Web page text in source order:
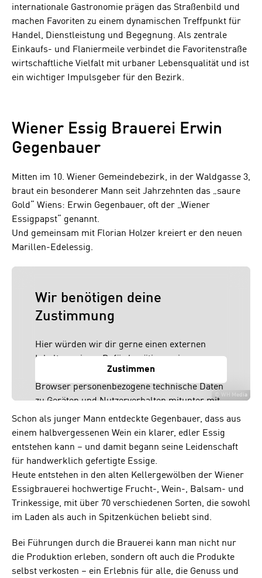
internationale Gastronomie prägen das Straßenbild und
machen Favoriten zu einem dynamischen Treffpunkt für
Handel, Dienstleistung und Begegnung. Als zentrale
Einkaufs- und Flaniermeile verbindet die Favoritenstraße
wirtschaftliche Vielfalt mit urbaner Lebensqualität und ist
ein wichtiger Impulsgeber für den Bezirk.
Wiener Essig Brauerei Erwin
Gegenbauer
Mitten im 10. Wiener Gemeindebezirk, in der Waldgasse 3,
braut ein besonderer Mann seit Jahrzehnten das „saure
Gold“ Wiens: Erwin Gegenbauer, oft der „Wiener
Essigpapst“ genannt.
Und gemeinsam mit Florian Holzer kreiert er den neuen
Marillen-Edelessig.
WH Media
Wir benötigen deine
Zustimmung
Hier würden wir dir gerne einen externen
Inhalt anzeigen. Dafür benötigen wir
allerdings deine Zustimmung, da dein
Browser personenbezogene technische Daten
zu Geräten und Nutzerverhalten mitunter mit
US-amerikanischen Anbietern austauscht.
Diese Daten unterliegen keinem dem EU-
Datenschutzrecht angemessenen
Schutzniveau und insbesondere kann die US-
amerikanische Regierung Zugang zu diesen
Daten erlangen.
Details findest du in unserer
Datenschutzerklärung. Du könntest diese
Einstellungen jederzeit in den Cookie-
Einstellungen im Footer unserer Webseite
widerrufen.
Zustimmen
Schon als junger Mann entdeckte Gegenbauer, dass aus
einem halbvergessenen Wein ein klarer, edler Essig
entstehen kann – und damit begann seine Leidenschaft
für handwerklich gefertigte Essige.
Heute entstehen in den alten Kellergewölben der Wiener
Essigbrauerei hochwertige Frucht-, Wein-, Balsam- und
Trinkessige, mit über 70 verschiedenen Sorten, die sowohl
im Laden als auch in Spitzenküchen beliebt sind.
Bei Führungen durch die Brauerei kann man nicht nur
die Produktion erleben, sondern oft auch die Produkte
selbst verkosten – ein Erlebnis für alle, die Genuss und